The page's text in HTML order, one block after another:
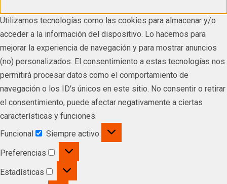
Utilizamos tecnologías como las cookies para almacenar y/o
acceder a la información del dispositivo. Lo hacemos para
mejorar la experiencia de navegación y para mostrar anuncios
(no) personalizados. El consentimiento a estas tecnologías nos
permitirá procesar datos como el comportamiento de
navegación o los ID's únicos en este sitio. No consentir o retirar
el consentimiento, puede afectar negativamente a ciertas
características y funciones.
Funcional
Siempre activo
Preferencias
Estadísticas